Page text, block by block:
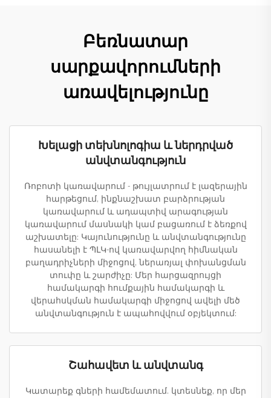
Բեռնատար
սարքավորումների
առավելությունը
Խելացի տեխնոլոգիա և ներդրված
անվտանգություն
Ռոբոտի կառավարում - թույլատրում է լազերային
հարթեցում, ինքնաշխատ բարձրության
կառավարում և ադապտիվ արագության
կառավարում մասնակի կամ բացառում է ձեռքով
աշխատելը: Կայունությունը և անվտանգությունը
հասանելի է ՊԼԿ-ով կառավարվող հիմնական
բաղադրիչների միջոցով, ներառյալ փոխանցման
տուփը և շարժիչը: Մեր հարցազրույցի
համակարգի հումքային համակարգի և
վերահսկման համակարգի միջոցով ավելի մեծ
անվտանգություն է ապահովվում օբյեկտում:
Շահավետ և անվտանգ
Կատարեք գների համեմատում. կտեսնեք, որ մեր